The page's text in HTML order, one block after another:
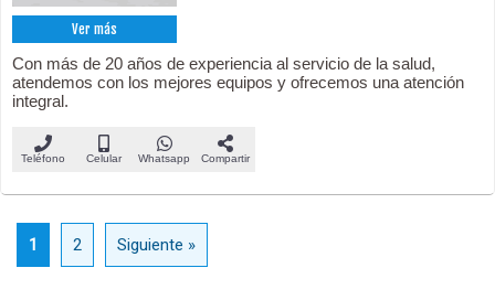
Ver más
Con más de 20 años de experiencia al servicio de la salud,
atendemos con los mejores equipos y ofrecemos una atención
integral.
Teléfono Celular Whatsapp Compartir
1 2 Siguiente »